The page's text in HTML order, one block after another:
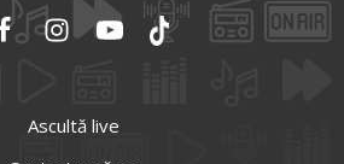
Ascultă live